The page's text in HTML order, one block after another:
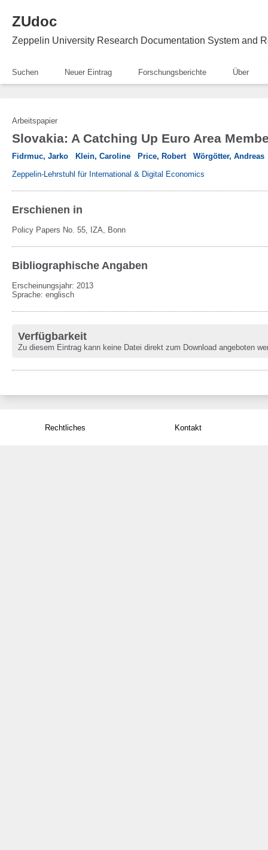
ZUdoc
Zeppelin University Research Documentation System and
Suchen Neuer Eintrag Forschungsberichte Über
Arbeitspapier
Slovakia: A Catching Up Euro Area
Fidrmuc, Jarko Klein, Caroline Price, Robert
Wörgötter, Andreas
Zeppelin-Lehrstuhl für International & Digital Economics
Erschienen in
Policy Papers No. 55, IZA, Bonn
Bibliographische Angaben
Erscheinungsjahr: 2013
Sprache: englisch
Verfügbarkeit
Zu diesem Eintrag kann keine Datei direkt zum Download angeboten
Rechtliches Kontakt